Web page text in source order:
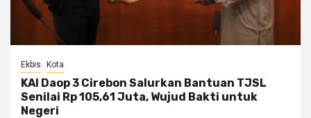
Ekbis Kota
KAI Daop 3 Cirebon Salurkan Bantuan TJSL
Senilai Rp 105,61 Juta, Wujud Bakti untuk
Negeri